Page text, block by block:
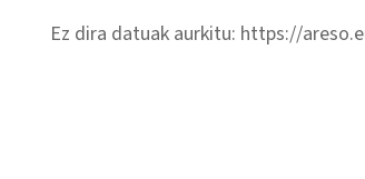
Ez dira datuak aurkitu: https://